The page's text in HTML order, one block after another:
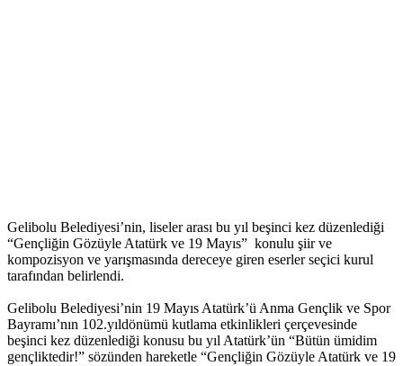
Gelibolu Belediyesi’nin, liseler arası bu yıl beşinci kez düzenlediği
“Gençliğin Gözüyle Atatürk ve 19 Mayıs” konulu şiir ve
kompozisyon ve yarışmasında dereceye giren eserler seçici kurul
tarafından belirlendi.
Gelibolu Belediyesi’nin 19 Mayıs Atatürk’ü Anma Gençlik ve Spor
Bayramı’nın 102.yıldönümü kutlama etkinlikleri çerçevesinde
beşinci kez düzenlediği konusu bu yıl Atatürk’ün “Bütün ümidim
gençliktedir!” sözünden hareketle “Gençliğin Gözüyle Atatürk ve 19